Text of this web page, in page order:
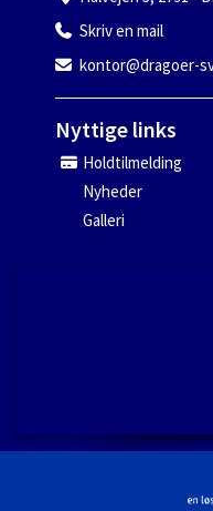
Skriv en mail
kontor@dragoer-
Nyttige links
Holdtilmelding
Nyheder
Galleri